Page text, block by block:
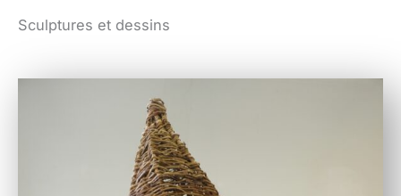
Sculptures et dessins